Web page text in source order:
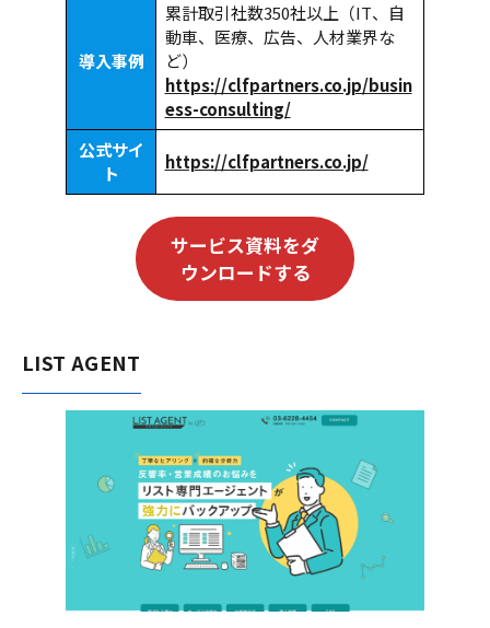
導入事例
累計取引社数350社以上（IT、自
動車、医療、広告、人材業界な
ど）
https://clfpartners.co.jp/busin
ess-consulting/
公式サイ
ト
https://clfpartners.co.jp/
サービス資料をダ
ウンロードする
LIST AGENT